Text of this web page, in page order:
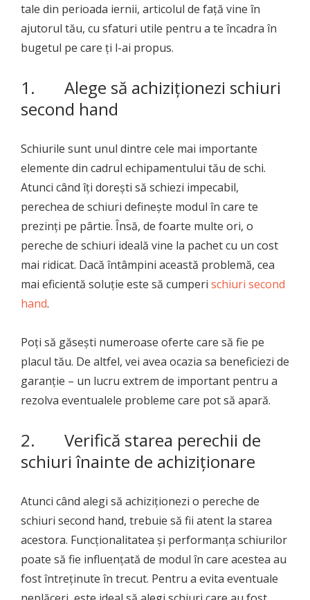
tale din perioada iernii, articolul de față vine în
ajutorul tău, cu sfaturi utile pentru a te încadra în
bugetul pe care ți l-ai propus.
1. Alege să achiziționezi schiuri
second hand
Schiurile sunt unul dintre cele mai importante
elemente din cadrul echipamentului tău de schi.
Atunci când îți dorești să schiezi impecabil,
perechea de schiuri definește modul în care te
prezinți pe pârtie. Însă, de foarte multe ori, o
pereche de schiuri ideală vine la pachet cu un cost
mai ridicat. Dacă întâmpini această problemă, cea
mai eficientă soluție este să cumperi schiuri second
hand.
Poți să găsești numeroase oferte care să fie pe
placul tău. De altfel, vei avea ocazia sa beneficiezi de
garanție – un lucru extrem de important pentru a
rezolva eventualele probleme care pot să apară.
2. Verifică starea perechii de
schiuri înainte de achiziționare
Atunci când alegi să achiziționezi o pereche de
schiuri second hand, trebuie să fii atent la starea
acestora. Funcționalitatea și performanța schiurilor
poate să fie influențată de modul în care acestea au
fost întreținute în trecut. Pentru a evita eventuale